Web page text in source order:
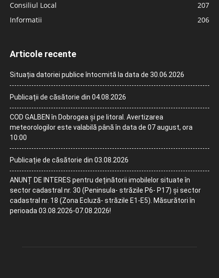
Consiliul Local
207
Informatii
206
Articole recente
Situația datoriei publice întocmită la data de 30.06.2026
Publicații de căsătorie din 04.08.2026
COD GALBEN în Dobrogea și pe litoral. Avertizarea
meteorologilor este valabilă până în data de 07 august, ora
10:00
Publicație de căsătorie din 03.08.2026
ANUNȚ DE INTERES pentru deținătorii imobilelor situate în
sector cadastral nr. 30 (Peninsula- străzile P6- P17) și sector
cadastral nr. 18 (Zona Ecluză- străzile E1-E5). Măsurători în
perioada 03.08.2026-07.08.2026!